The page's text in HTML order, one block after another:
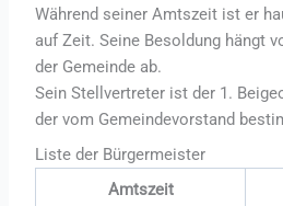
Während seiner Amtszeit ist er
auf Zeit. Seine Besoldung hängt
der Gemeinde ab.
Sein Stellvertreter ist der 1.
der vom Gemeindevorstand
Liste der Bürgermeister
Amtszeit